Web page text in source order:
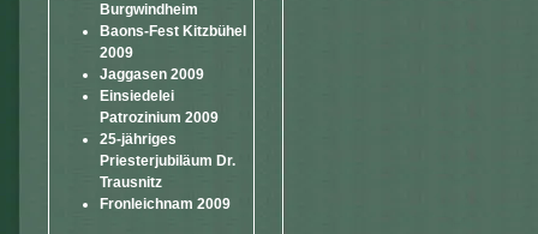
Burgwindheim
Baons-Fest Kitzbühel
2009
Jaggasen 2009
Einsiedelei
Patrozinium 2009
25-jähriges
Priesterjubiläum Dr.
Trausnitz
Fronleichnam 2009